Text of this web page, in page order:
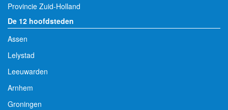
Provincie Zuid-Holland
De 12 hoofdsteden
Assen
Lelystad
Leeuwarden
Arnhem
Groningen